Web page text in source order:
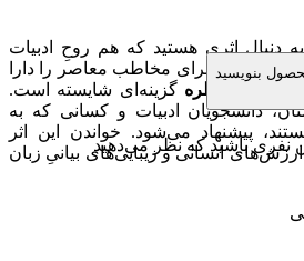
دنبال اثری هستید که هم روحِ ادبیات
لازم برای مخاطب معاصر را دارا
قطره گزینه‌ای شایسته است.
دانشجویان ادبیات و کسانی که به
پیشنهاد می‌شود. خواندن این اثر
انسانی و زیبایی‌های بیانیِ زبان
بنویسید
نفری باشید که نظر می‌دهید